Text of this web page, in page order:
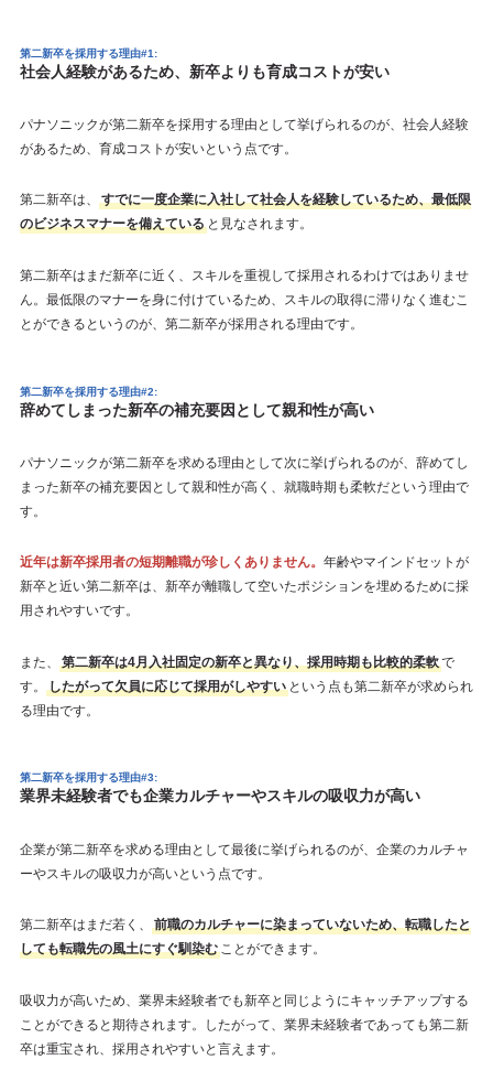
第二新卒を採用する理由#1:
社会人経験があるため、新卒よりも育成コストが安い
パナソニックが第二新卒を採用する理由として挙げられるのが、社会人経験
があるため、育成コストが安いという点です。
第二新卒は、
すでに一度企業に入社して社会人を経験しているため、最低限
のビジネスマナーを備えていると見なされます。
第二新卒はまだ新卒に近く、スキルを重視して採用されるわけではありませ
ん。最低限のマナーを身に付けているため、スキルの取得に滞りなく進むこ
とができるというのが、第二新卒が採用される理由です。
第二新卒を採用する理由#2:
辞めてしまった新卒の補充要因として親和性が高い
パナソニックが第二新卒を求める理由として次に挙げられるのが、辞めてし
まった新卒の補充要因として親和性が高く、就職時期も柔軟だという理由で
す。
近年は新卒採用者の短期離職が珍しくありません。 年齢やマインドセットが
新卒と近い第二新卒は、新卒が離職して空いたポジションを埋めるために採
用されやすいです。
また、 第二新卒は4月入社固定の新卒と異なり、採用時期も比較的柔軟で
す。
したがって欠員に応じて採用がしやすいという点も第二新卒が求められ
る理由です。
第二新卒を採用する理由#3:
業界未経験者でも企業カルチャーやスキルの吸収力が高い
企業が第二新卒を求める理由として最後に挙げられるのが、企業のカルチャ
ーやスキルの吸収力が高いという点です。
第二新卒はまだ若く、
前職のカルチャーに染まっていないため、転職したと
しても転職先の風土にすぐ馴染むことができます。
吸収力が高いため、業界未経験者でも新卒と同じようにキャッチアップする
ことができると期待されます。したがって、業界未経験者であっても第二新
卒は重宝され、採用されやすいと言えます。